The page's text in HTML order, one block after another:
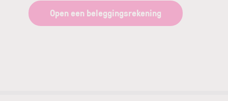
Open een beleggingsrekening